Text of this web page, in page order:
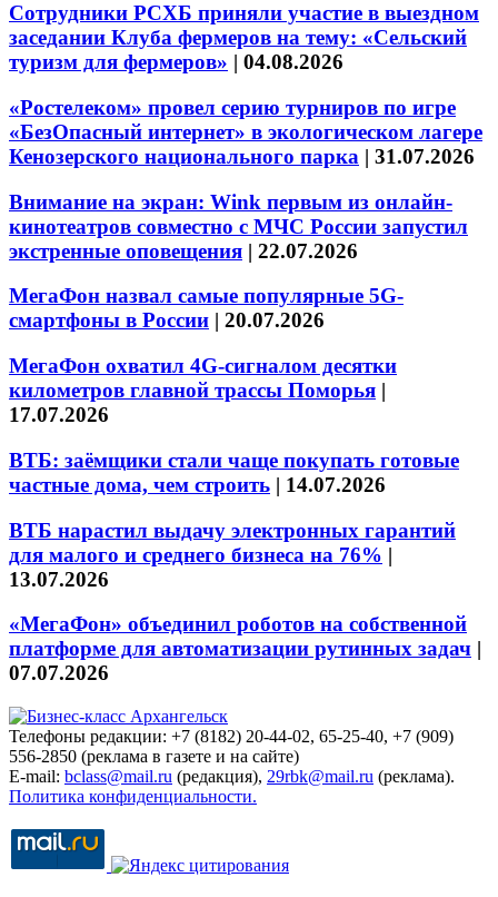
Сотрудники РСХБ приняли участие в выездном
заседании Клуба фермеров на тему: «Сельский
туризм для фермеров» | 04.08.2026
«Ростелеком» провел серию турниров по игре
«БезОпасный интернет» в экологическом лагере
Кенозерского национального парка | 31.07.2026
Внимание на экран: Wink первым из онлайн-
кинотеатров совместно с МЧС России запустил
экстренные оповещения | 22.07.2026
МегаФон назвал самые популярные 5G-
смартфоны в России | 20.07.2026
МегаФон охватил 4G-сигналом десятки
километров главной трассы Поморья |
17.07.2026
ВТБ: заёмщики стали чаще покупать готовые
частные дома, чем строить | 14.07.2026
ВТБ нарастил выдачу электронных гарантий
для малого и среднего бизнеса на 76% |
13.07.2026
«МегаФон» объединил роботов на собственной
платформе для автоматизации рутинных задач |
07.07.2026
Телефоны редакции: +7 (8182) 20-44-02, 65-25-40, +7 (909)
556-2850 (реклама в газете и на сайте)
E-mail: bclass@mail.ru (редакция), 29rbk@mail.ru (реклама).
Политика конфиденциальности.